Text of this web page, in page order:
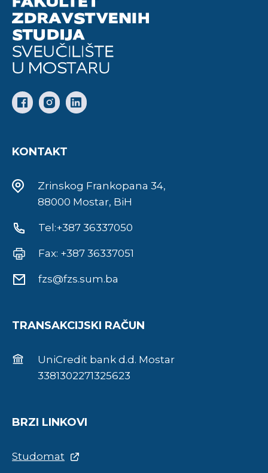
KONTAKT
Zrinskog Frankopana 34,
88000 Mostar, BiH
Tel:+387 36337050
Fax: +387 36337051
fzs@fzs.sum.ba
TRANSAKCIJSKI RAČUN
UniCredit bank d.d. Mostar
3381302271325623
BRZI LINKOVI
Studomat